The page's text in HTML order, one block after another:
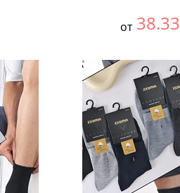
от 38.33
В упаковке:
Количество: